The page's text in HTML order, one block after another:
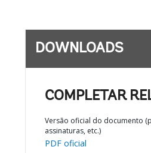
DOWNLOADS
COMPLETAR
Versão oficial do documento
assinaturas, etc.)
PDF oficial